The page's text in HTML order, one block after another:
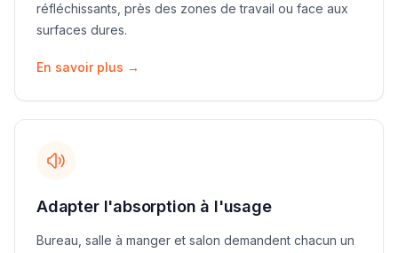
réfléchissants, près des zones de travail ou face aux
surfaces dures.
En savoir plus →
Adapter l'absorption à l'usage
Bureau, salle à manger et salon demandent chacun un